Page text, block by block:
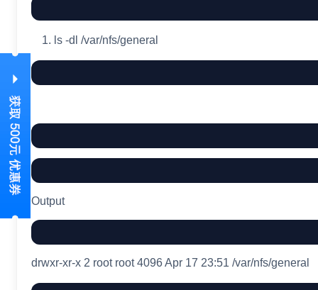
ls -dl /var/nfs/general
Output
drwxr-xr-x 2 root root 4096 Apr 17 23:51 /var/nfs/general